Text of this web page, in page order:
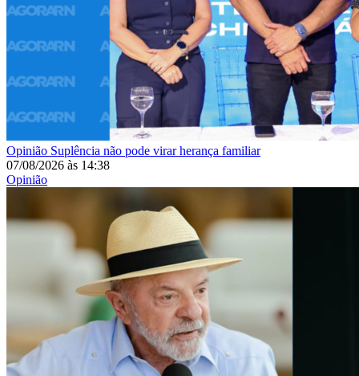
Opinião Suplência não pode virar herança familiar
07/08/2026 às 14:38
Opinião